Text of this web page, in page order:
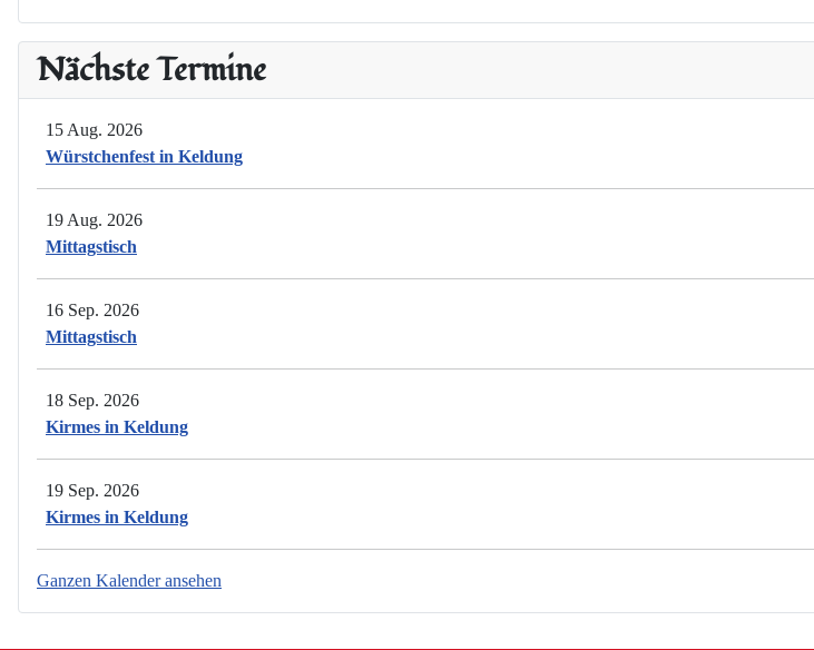
Nächste Termine
15 Aug. 2026
Würstchenfest in Keldung
19 Aug. 2026
Mittagstisch
16 Sep. 2026
Mittagstisch
18 Sep. 2026
Kirmes in Keldung
19 Sep. 2026
Kirmes in Keldung
Ganzen Kalender ansehen